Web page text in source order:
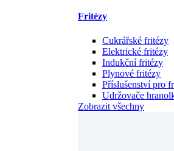
Fritézy
Cukrářské fritézy
Elektrické fritézy
Indukční fritézy
Plynové fritézy
Příslušenství pro
Udržovače
Zobrazit všechny